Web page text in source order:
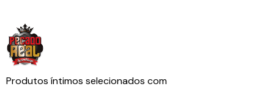
Produtos íntimos selecionados com